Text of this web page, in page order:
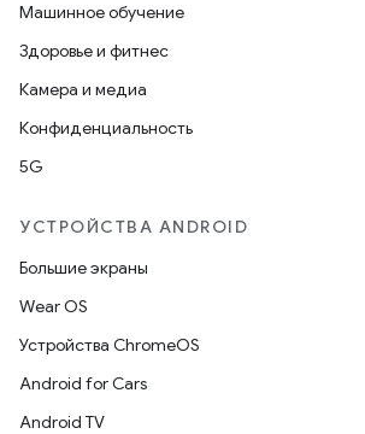
Машинное обучение
Здоровье и фитнес
Камера и медиа
Конфиденциальность
5G
УСТРОЙСТВА ANDROID
Большие экраны
Wear OS
Устройства ChromeOS
Android for Cars
Android TV